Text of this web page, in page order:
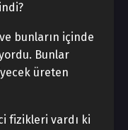
bunların içinde
Bunlar
üreten
fizikleri vardı ki